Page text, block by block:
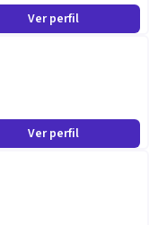
Ver perfil
Ver perfil